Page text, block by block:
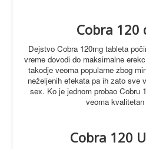
Cobra 120
Dejstvo Cobra 120mg tableta
vreme dovodi do maksimalne
takodje veoma popularne zbog
neželjenih efekata pa ih zato sve
sex. Ko je jednom probao Cobru
veoma
Cobra 120